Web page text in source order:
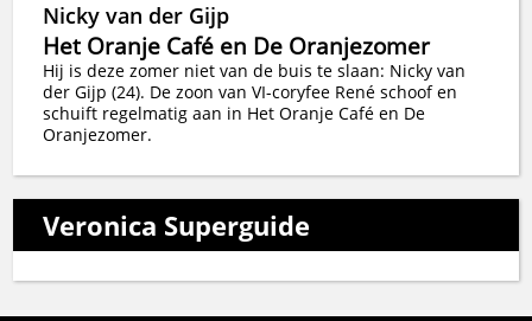
Nicky van der Gijp
Het Oranje Café en De Oranjezomer
Hij is deze zomer niet van de buis te slaan: Nicky van
der Gijp (24). De zoon van VI-coryfee René schoof en
schuift regelmatig aan in Het Oranje Café en De
Oranjezomer.
Veronica Superguide